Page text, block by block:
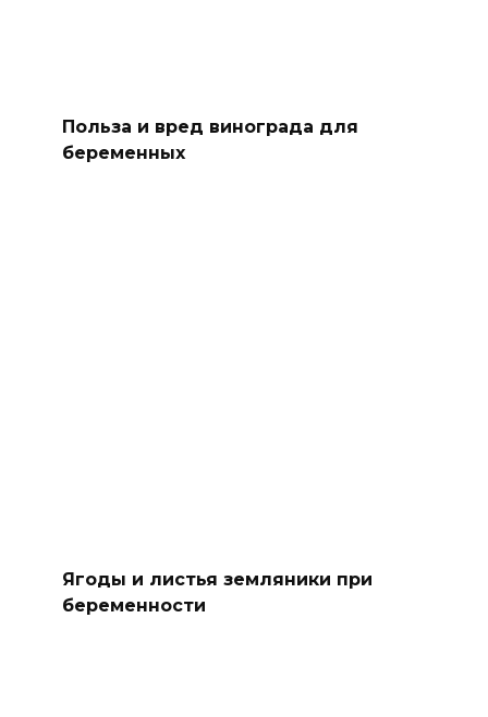
Польза и вред винограда для
беременных
Ягоды и листья земляники при
беременности